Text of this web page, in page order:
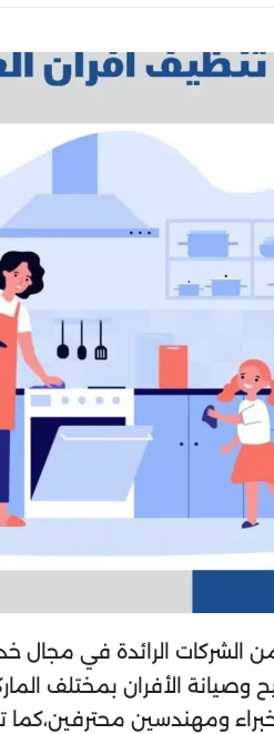
الشركات الرائدة في مجال
الأفران بمختلف
ومهندسين